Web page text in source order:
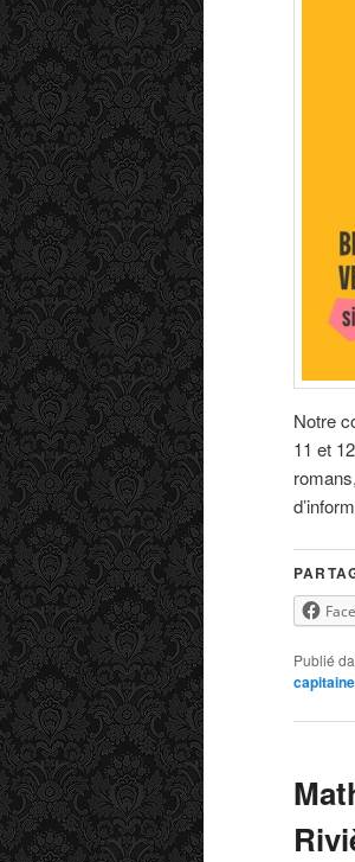
Notre
11 et
romans,
Publié